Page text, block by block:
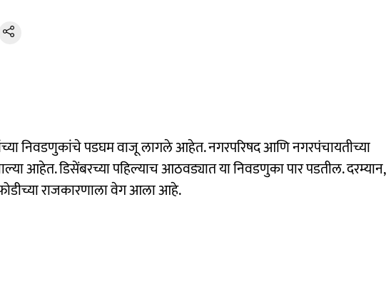
निवडणुकांचे पडघम वाजू लागले आहेत. नगरपरिषद आणि नगरपंचायतीच्या
आहेत. डिसेंबरच्या पहिल्याच आठवड्यात या निवडणुका पार पडतील. दरम्यान,
राजकारणाला वेग आला आहे.